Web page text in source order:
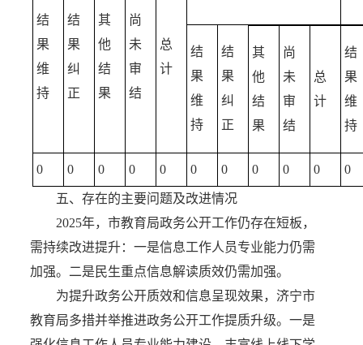
结
果
维
持
结
果
纠
正
其
他
结
果
尚
未
审
结
总
计
结
果
维
持
结
果
纠
正
其
他
结
果
尚
未
审
结
总
计
结
果
维
持
0 0 0 0 0 0 0 0 0 0 0
五、存在的主要问题及改进情况
2025年，市教育局政务公开工作仍存在短板，
需持续改进提升：一是信息工作人员专业能力仍需
加强。二是民生重点信息解读质效仍需加强。
为提升政务公开质效和信息呈现效果，济宁市
教育局多措并举推进政务公开工作提质升级。一是